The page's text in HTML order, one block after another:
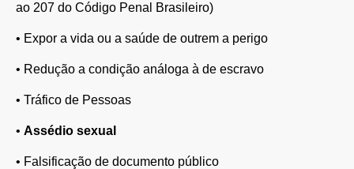
ao 207 do Código Penal Brasileiro)
• Expor a vida ou a saúde de outrem a perigo
• Redução a condição análoga à de escravo
• Tráfico de Pessoas
• Assédio sexual
• Falsificação de documento público